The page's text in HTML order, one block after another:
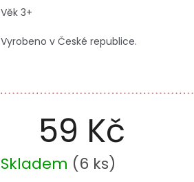
59 Kč
Měrná
cena:
Skladem (6 ks)
Věk 3+
Vyrobeno v České republice.